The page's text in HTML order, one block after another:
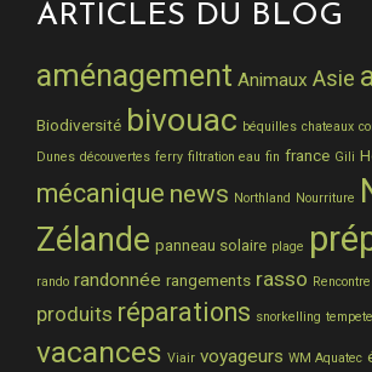
ARTICLES DU BLOG
aménagement Animaux Asie
Biodiversité bivouac béquilles chateaux
Dunes découvertes ferry filtration eau fin france Gili
mécanique news Northland Nourriture
Zélande panneau solaire plage
rando randonnée rangements rasso Rencontre
produits réparations snorkelling
vacances Viair voyageurs WM Aquatec